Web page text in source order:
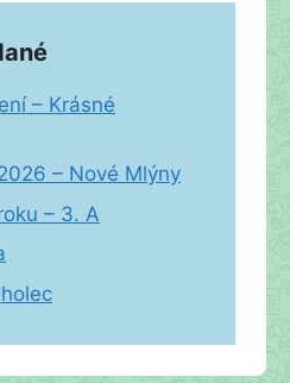
– Krásné
– Nové Mlýny
– 3. A